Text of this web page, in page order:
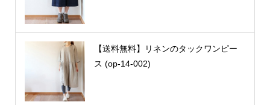
【送料無料】リネンのタックワンピー
ス (op-14-002)